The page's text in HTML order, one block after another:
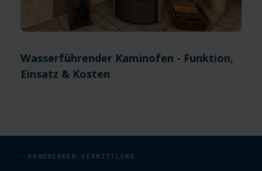
Wasserführender Kaminofen - Funktion,
Einsatz & Kosten
HANDWERKER-VERMITTLUNG